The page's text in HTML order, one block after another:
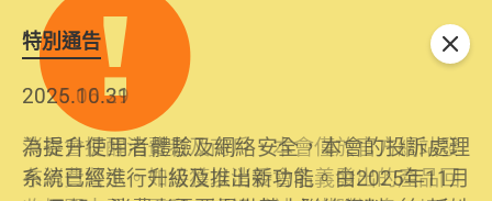
特別通告
2026.06.29
消委會提醒消費者及商戶，本會僅於官方網站發
布消費警示。如接獲以消委會名義發出的產品回
2025.10.31
為提升使用者體驗及網絡安全，本會的投訴處理
系統已經進行升級及推出新功能。由2025年11月
關閉